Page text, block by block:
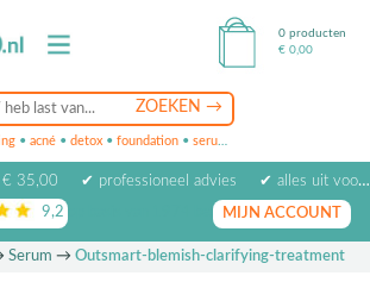
• acné • detox • foundation • serum
0 producten
€ 0,00
€ 35,00 ✔ professioneel advies
✔ alles uit voorraad leverbaar
9,2 op basis van beoordelingen
MIJN ACCOUNT
Serum → Outsmart-blemish-clarifying-treatment